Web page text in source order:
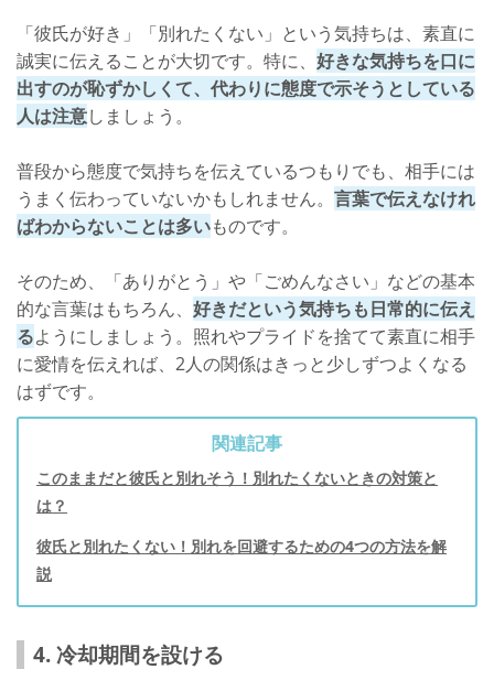
「彼氏が好き」「別れたくない」という気持ちは、素直に
誠実に伝えることが大切です。特に、 好きな気持ちを口に
出すのが恥ずかしくて、代わりに態度で示そうとしている
人は注意しましょう。
普段から態度で気持ちを伝えているつもりでも、相手には
うまく伝わっていないかもしれません。 言葉で伝えなけれ
ばわからないことは多いものです。
そのため、「ありがとう」や「ごめんなさい」などの基本
的な言葉はもちろん、 好きだという気持ちも日常的に伝え
るようにしましょう。照れやプライドを捨てて素直に相手
に愛情を伝えれば、2人の関係はきっと少しずつよくなる
はずです。
関連記事
このままだと彼氏と別れそう！別れたくないときの対策と
は？
彼氏と別れたくない！別れを回避するための4つの方法を解
説
4. 冷却期間を設ける